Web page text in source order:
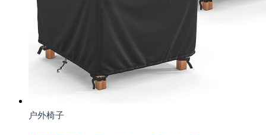
户外椅子